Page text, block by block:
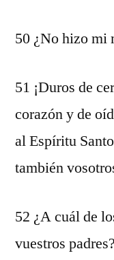
50 ¿No hizo mi
51 ¡Duros de
corazón y de
al Espíritu
también
52 ¿A cuál de
vuestros